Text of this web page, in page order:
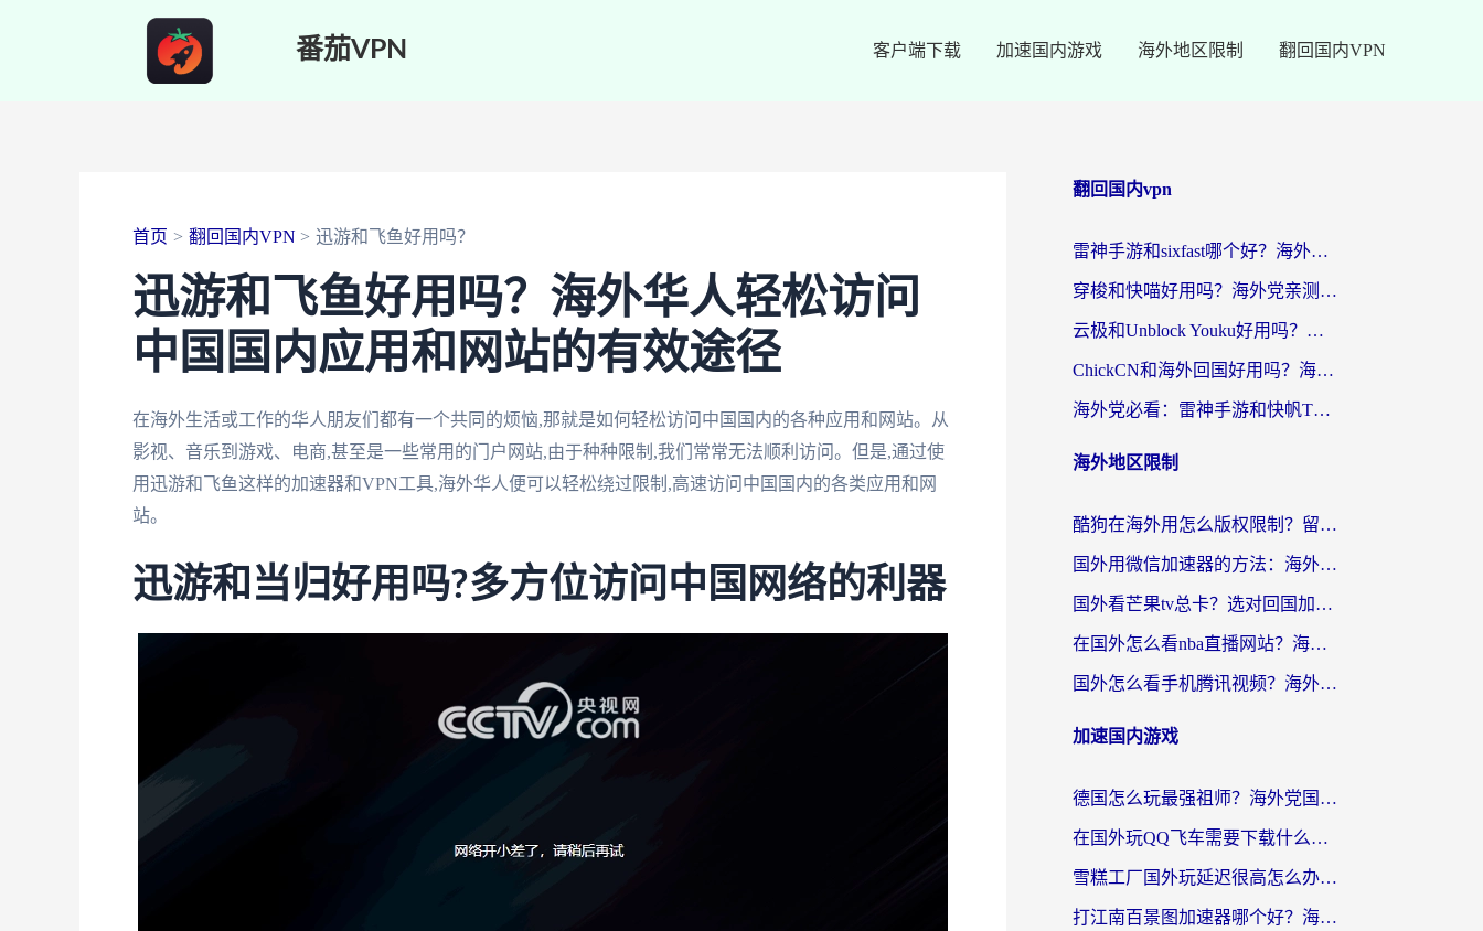
番茄VPN 客户端下载 加速国内游戏 海外地区限制 翻回国内VPN
首页 翻回国内VPN 迅游和飞鱼好用吗？
迅游和飞鱼好用吗？海外华人轻松访问
中国国内应用和网站的有效途径
在海外生活或工作的华人朋友们都有一个共同的烦恼,那就是如何轻松访问中国国内的各种应用和网站。从
影视、音乐到游戏、电商,甚至是一些常用的门户网站,由于种种限制,我们常常无法顺利访问。但是,通过使
用迅游和飞鱼这样的加速器和VPN工具,海外华人便可以轻松绕过限制,高速访问中国国内的各类应用和网
站。
迅游和当归好用吗?多方位访问中国网络的利器
翻回国内vpn
雷神手游和sixfast哪个好？海外党亲测3款回国加速器，教你选对不踩坑
穿梭和快喵好用吗？海外党亲测：小众加速器对比+番茄加速器深度体验
云极和Unblock Youku好用吗？海外党亲测+2026回国加速器避坑指南
ChickCN和海外回国好用吗？海外党2026亲测：从手游到影音，选对加速器的3个关键
海外党必看：雷神手游和快帆TV版好用吗？3步选对回国加速器不踩坑
海外地区限制
酷狗在海外用怎么版权限制？留学生亲测：3步解决听国内音乐难题
国外用微信加速器的方法：海外党无缝连接国内生活的实用指南
国外看芒果tv总卡？选对回国加速器，轻松追《浪姐》不费劲
在国外怎么看nba直播网站？海外党专属体育观赛指南，告别地区限制！
国外怎么看手机腾讯视频？海外党亲测有效的追剧加速器选择指南
加速国内游戏
德国怎么玩最强祖师？海外党国服游戏加速器选择全攻略（附宝可梦Online实测）
在国外玩QQ飞车需要下载什么加速器呢？海外党亲测有效的国服游戏加速指南
雪糕工厂国外玩延迟很高怎么办？海外玩家国服游戏加速终极攻略（附实测推荐）
打江南百景图加速器哪个好？海外党踩坑N次后，终于找到不卡的秘诀